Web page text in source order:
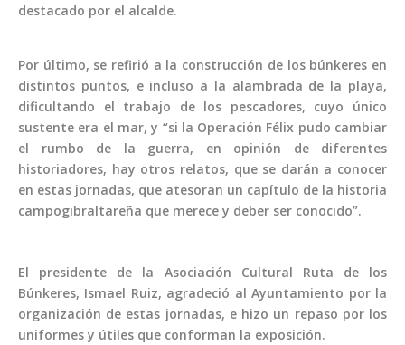
destacado por el alcalde.
Por último, se refirió a la construcción de los búnkeres en
distintos puntos, e incluso a la alambrada de la playa,
dificultando el trabajo de los pescadores, cuyo único
sustente era el mar, y “si la Operación Félix pudo cambiar
el rumbo de la guerra, en opinión de diferentes
historiadores, hay otros relatos, que se darán a conocer
en estas jornadas, que atesoran un capítulo de la historia
campogibraltareña que merece y deber ser conocido”.
El presidente de la Asociación Cultural Ruta de los
Búnkeres, Ismael Ruiz, agradeció al Ayuntamiento por la
organización de estas jornadas, e hizo un repaso por los
uniformes y útiles que conforman la exposición.